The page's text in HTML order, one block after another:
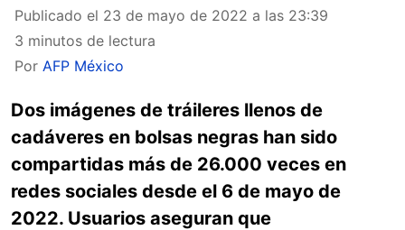
Publicado el 23 de mayo de 2022 a las 23:39
3 minutos de lectura
Por AFP México
Dos imágenes de tráileres llenos de
cadáveres en bolsas negras han sido
compartidas más de 26.000 veces en
redes sociales desde el 6 de mayo de
2022. Usuarios aseguran que